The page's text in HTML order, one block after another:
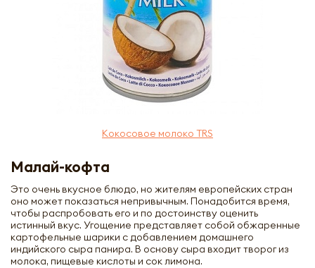
Кокосовое молоко TRS
Малай-кофта
Это очень вкусное блюдо, но жителям европейских стран
оно может показаться непривычным. Понадобится время,
чтобы распробовать его и по достоинству оценить
истинный вкус. Угощение представляет собой обжаренные
картофельные шарики с добавлением домашнего
индийского сыра панира. В основу сыра входит творог из
молока, пищевые кислоты и сок лимона.